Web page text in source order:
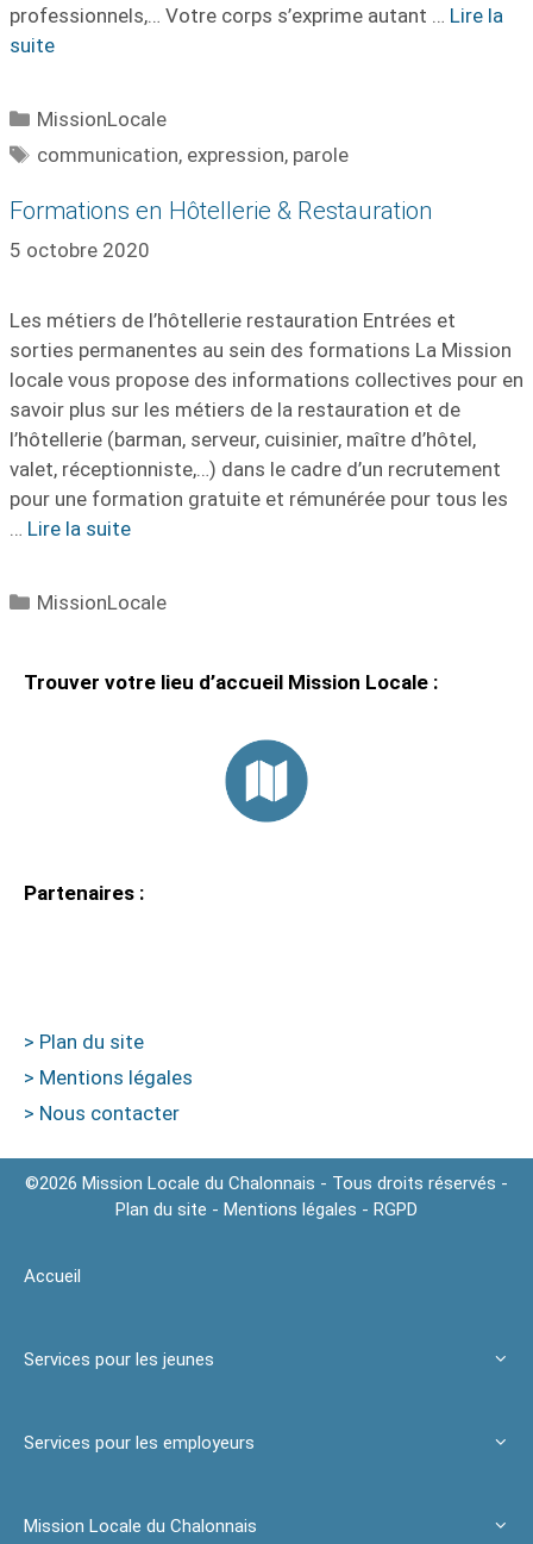
professionnels,… Votre corps s’exprime autant … Lire la
suite
Catégories
MissionLocale
Étiquettes
communication, expression, parole
Formations en Hôtellerie & Restauration
5 octobre 2020
Les métiers de l’hôtellerie restauration Entrées et
sorties permanentes au sein des formations La Mission
locale vous propose des informations collectives pour en
savoir plus sur les métiers de la restauration et de
l’hôtellerie (barman, serveur, cuisinier, maître d’hôtel,
valet, réceptionniste,…) dans le cadre d’un recrutement
pour une formation gratuite et rémunérée pour tous les
… Lire la suite
Catégories
MissionLocale
Trouver votre lieu d’accueil Mission Locale :
Partenaires :
> Plan du site
> Mentions légales
> Nous contacter
©2026 Mission Locale du Chalonnais - Tous droits réservés -
Plan du site - Mentions légales - RGPD
Accueil
Services pour les jeunes
Services pour les employeurs
Mission Locale du Chalonnais